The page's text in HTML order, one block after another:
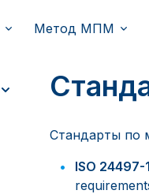
Метод МПМ
Стандарты по
ISO 24497-